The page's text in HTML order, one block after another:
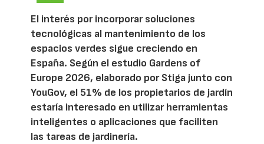
El interés por incorporar soluciones
tecnológicas al mantenimiento de los
espacios verdes sigue creciendo en
España. Según el estudio Gardens of
Europe 2026, elaborado por Stiga junto con
YouGov, el 51% de los propietarios de jardín
estaría interesado en utilizar herramientas
inteligentes o aplicaciones que faciliten
las tareas de jardinería.